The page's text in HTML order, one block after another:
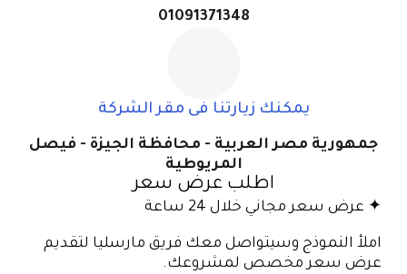
01091371348
يمكنك زيارتنا فى مقر الشركة
جمهورية مصر العربية - محافظة الجيزة - فيصل
المريوطية
اطلب عرض سعر
✦ عرض سعر مجاني خلال 24 ساعة
املأ النموذج وسيتواصل معك فريق مارسليا لتقديم
عرض سعر مخصص لمشروعك.